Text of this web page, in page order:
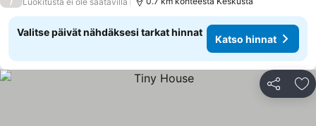
Valitse päivät nähdäksesi tarkat hinnat
Katso hinnat
Jaa